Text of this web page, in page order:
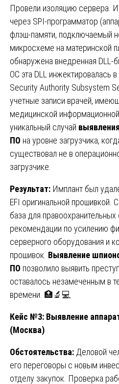
Провели изоляцию сервера.
через SPI-программатор
флэш-памяти, подключаемый
микросхеме на материнской
обнаружена внедренная DLL-
ОС эта DLL инжектировалась
Security Authority Subsystem
учетные записи врачей,
медицинской
уникальный случай
ПО на уровне загрузчика,
существовал не в
загрузчике.
Результат: Имплант был
EFI оригинальной прошивкой.
база для
рекомендации по усилению
серверного оборудования и
прошивок. Выявление
ПО позволило выявить
оставалось незамеченным в
времени. 🏥🔬💻
Кейс №3: Выявление
(Москва)
Обстоятельства: Деловой
его переговоры с новым
отделу закупок. Проверка